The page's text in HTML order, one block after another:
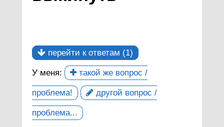
перейти к ответам (1)
У меня: такой же вопрос /
проблема! другой вопрос /
проблема...